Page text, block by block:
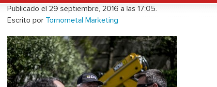
Publicado el 29 septiembre, 2016 a las 17:05.
Escrito por Tornometal Marketing